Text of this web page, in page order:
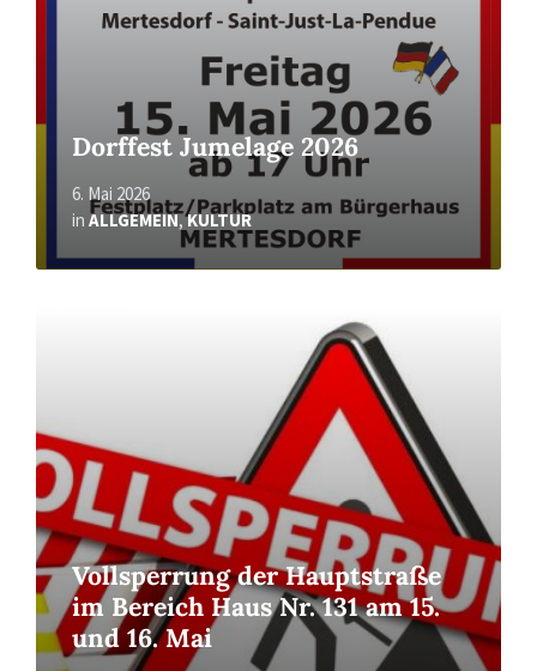
Dorffest Jumelage 2026
6. Mai 2026
in ALLGEMEIN,KULTUR
Vollsperrung der Hauptstraße
im Bereich Haus Nr. 131 am 15.
und 16. Mai